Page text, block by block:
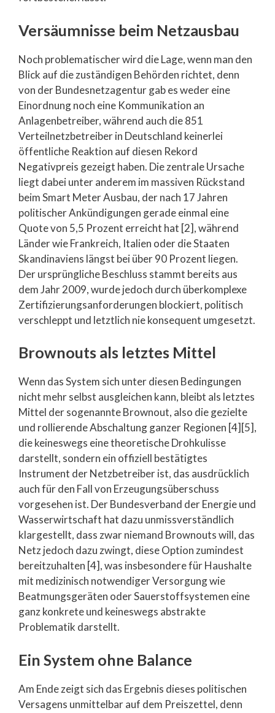
Versäumnisse beim Netzausbau
Noch problematischer wird die Lage, wenn man den
Blick auf die zuständigen Behörden richtet, denn
von der Bundesnetzagentur gab es weder eine
Einordnung noch eine Kommunikation an
Anlagenbetreiber, während auch die 851
Verteilnetzbetreiber in Deutschland keinerlei
öffentliche Reaktion auf diesen Rekord
Negativpreis gezeigt haben. Die zentrale Ursache
liegt dabei unter anderem im massiven Rückstand
beim Smart Meter Ausbau, der nach 17 Jahren
politischer Ankündigungen gerade einmal eine
Quote von 5,5 Prozent erreicht hat [2], während
Länder wie Frankreich, Italien oder die Staaten
Skandinaviens längst bei über 90 Prozent liegen.
Der ursprüngliche Beschluss stammt bereits aus
dem Jahr 2009, wurde jedoch durch überkomplexe
Zertifizierungsanforderungen blockiert, politisch
verschleppt und letztlich nie konsequent umgesetzt.
Brownouts als letztes Mittel
Wenn das System sich unter diesen Bedingungen
nicht mehr selbst ausgleichen kann, bleibt als letztes
Mittel der sogenannte Brownout, also die gezielte
und rollierende Abschaltung ganzer Regionen [4][5],
die keineswegs eine theoretische Drohkulisse
darstellt, sondern ein offiziell bestätigtes
Instrument der Netzbetreiber ist, das ausdrücklich
auch für den Fall von Erzeugungsüberschuss
vorgesehen ist. Der Bundesverband der Energie und
Wasserwirtschaft hat dazu unmissverständlich
klargestellt, dass zwar niemand Brownouts will, das
Netz jedoch dazu zwingt, diese Option zumindest
bereitzuhalten [4], was insbesondere für Haushalte
mit medizinisch notwendiger Versorgung wie
Beatmungsgeräten oder Sauerstoffsystemen eine
ganz konkrete und keineswegs abstrakte
Problematik darstellt.
Ein System ohne Balance
Am Ende zeigt sich das Ergebnis dieses politischen
Versagens unmittelbar auf dem Preiszettel, denn